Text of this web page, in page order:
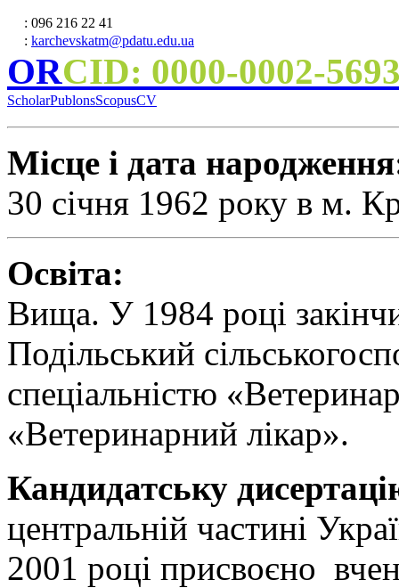
: 096 216 22 41
: karchevskatm@pdatu.edu.ua
ORCID: 0000-0002-
ScholarPublonsScopusCV
Місце і дата
30 січня 1962 року в м.
Освіта:
Вища. У 1984 році
Подільський
спеціальністю
«Ветеринарний лікар».
Кандидатську
центральній частині
2001 році присвоєно